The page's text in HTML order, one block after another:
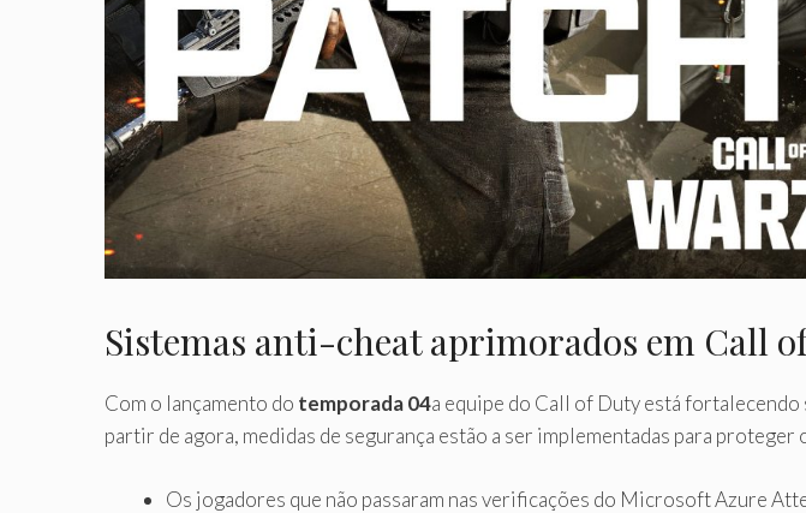
Sistemas anti-cheat aprimorados em Call
Com o lançamento do temporada 04a equipe do Call of Duty está
partir de agora, medidas de segurança estão a ser implementadas para
Os jogadores que não passaram nas verificações do Microsoft Azure